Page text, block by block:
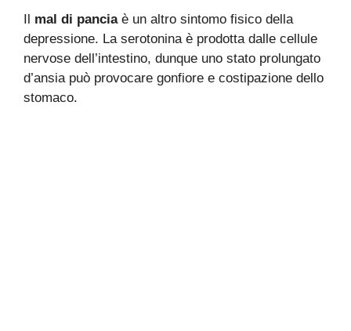
mal di panciaè un altro sintomo fisico della
depressione. La serotonina è prodotta dalle cellule
nervose dell’intestino, dunque uno stato prolungato
d’ansia può provocare gonfiore e costipazione dello
stomaco.